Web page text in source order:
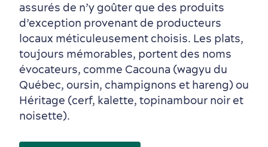
assurés de n’y goûter que des produits
d’exception provenant de producteurs
locaux méticuleusement choisis. Les plats,
toujours mémorables, portent des noms
évocateurs, comme Cacouna (wagyu du
Québec, oursin, champignons et hareng) ou
Héritage (cerf, kalette, topinambour noir et
noisette).